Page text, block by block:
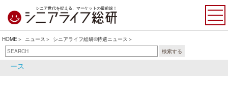
シニア世代を捉える、マーケットの最前線！
HOME ニュース
シニアライフ総研®特選ニュース
検索する
シニアライフ総研®特選ニュ
ース
シニア関連ニュース